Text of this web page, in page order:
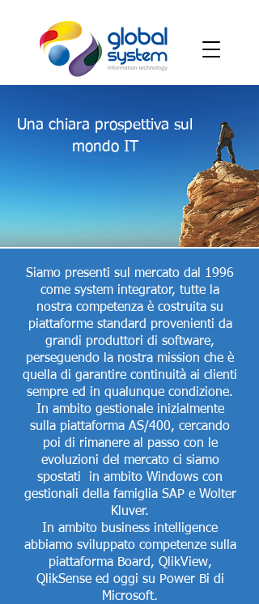
Una chiara prospettiva sul
mondo IT
Siamo presenti sul mercato dal 1996
come system integrator, tutte la
nostra competenza è costruita su
piattaforme standard provenienti da
grandi produttori di software,
perseguendo la nostra mission che è
quella di garantire continuità ai clienti
sempre ed in qualunque condizione.
In ambito gestionale inizialmente
sulla piattaforma AS/400, cercando
poi di rimanere al passo con le
evoluzioni del mercato ci siamo
spostati in ambito Windows con
gestionali della famiglia SAP e Wolter
Kluver.
In ambito business intelligence
abbiamo sviluppato competenze sulla
piattaforma Board, QlikView,
QlikSense ed oggi su Power Bi di
Microsoft.